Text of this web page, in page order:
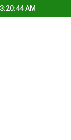
3:20:45 AM